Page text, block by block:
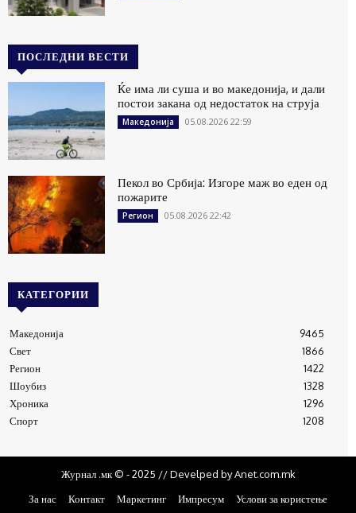
ПОСЛЕДНИ ВЕСТИ
Ќе има ли суша и во македонија, и дали
постои закана од недостаток на струја
Македонија 05.08.2026 22:59
Пекол во Србија: Изгоре маж во еден од
пожарите
Регион 05.08.2026 22:42
КАТЕГОРИИ
Македонија
9465
Свет
1866
Регион
1422
Шоубиз
1328
Хроника
1296
Спорт
1208
Журнал .мк © - 2025 // Develped by Anet.com.mk
За нас
Контакт Маркетинг Импресум Услови за користење